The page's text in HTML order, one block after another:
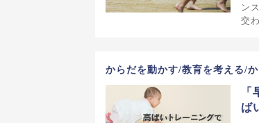
ン
交
からだを動かす/教育を考える/
ば